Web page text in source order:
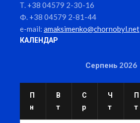
Т. +38 04579 2-30-16
Ф. +38 04579 2-81-44
e-mail: amaksimenko@chornobyl.net
КАЛЕНДАР
Серпень 2026
П
н
В
т
С
р
Ч
т
П
т